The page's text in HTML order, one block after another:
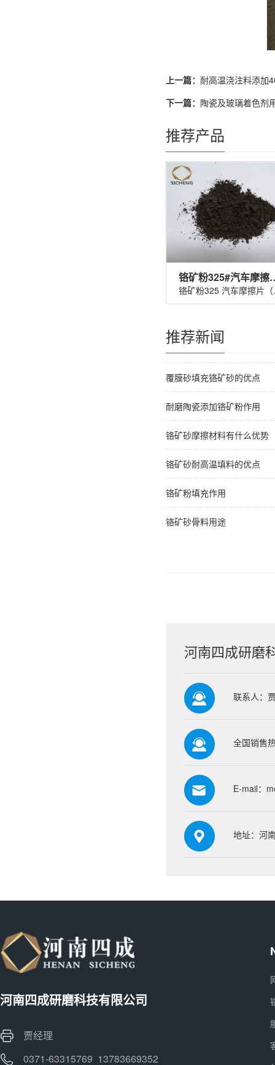
上一篇： 耐高温浇注料添加
下一篇： 陶瓷及玻璃着色剂
推荐产品
铬矿粉
铬矿
推荐新闻
覆膜砂填充铬矿砂的优点
耐磨陶瓷添加铬矿粉作用
铬矿砂摩擦材料有什么优势
铬矿砂耐高温填料的优点
铬矿粉填充作用
铬矿砂骨料用途
河南四成研磨
联系人：
全国销售
E-mail：
地址：河
河南四成研磨科技有限公司
贾经理
0371-63315769 13783669352